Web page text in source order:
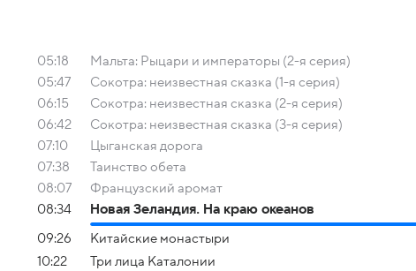
05:18
Мальта: Рыцари и императоры (2-я серия)
05:47
Сокотра: неизвестная сказка (1-я серия)
06:15
Сокотра: неизвестная сказка (2-я серия)
06:42
Сокотра: неизвестная сказка (3-я серия)
07:10
Цыганская дорога
07:38
Таинство обета
08:07
Французский аромат
08:34
Новая Зеландия. На краю океанов
09:26
Китайские монастыри
10:22
Три лица Каталонии